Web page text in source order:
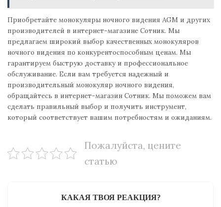
Приобретайте монокуляры ночного видения AGM и других
производителей в интернет-магазине Сотник. Мы
предлагаем широкий выбор качественных монокуляров
ночного видения по конкурентоспособным ценам. Мы
гарантируем быструю доставку и профессиональное
обслуживание. Если вам требуется надежный и
производительный монокуляр ночного видения,
обращайтесь в интернет-магазин Сотник. Мы поможем вам
сделать правильный выбор и получить инструмент,
который соответствует вашим потребностям и ожиданиям.
Пожалуйста, цените
статью
КАКАЯ ТВОЯ РЕАКЦИЯ?